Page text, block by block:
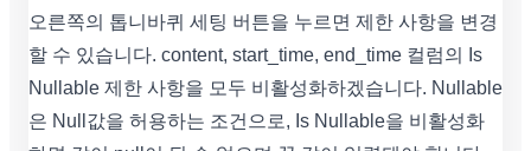
오른쪽의 톱니바퀴 세팅 버튼을 누르면 제한 사항을 변경
할 수 있습니다. content, start_time, end_time 컬럼의 Is
Nullable 제한 사항을 모두 비활성화하겠습니다. Nullable
은 Null값을 허용하는 조건으로, Is Nullable을 비활성화